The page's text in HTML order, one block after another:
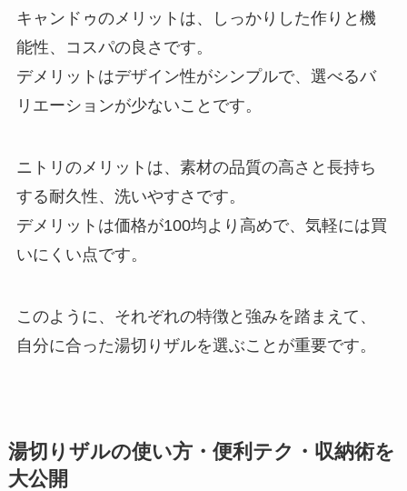
キャンドゥのメリットは、しっかりした作りと機
能性、コスパの良さです。
デメリットはデザイン性がシンプルで、選べるバ
リエーションが少ないことです。
ニトリのメリットは、素材の品質の高さと長持ち
する耐久性、洗いやすさです。
デメリットは価格が100均より高めで、気軽には買
いにくい点です。
このように、それぞれの特徴と強みを踏まえて、
自分に合った湯切りザルを選ぶことが重要です。
湯切りザルの使い方・便利テク・収納術を
大公開